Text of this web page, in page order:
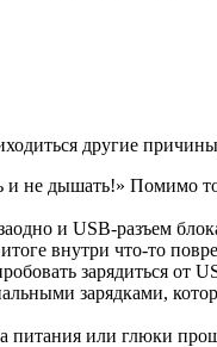
другие
дышать!» Помимо
и USB-разъем
внутри что-то
зарядиться от
зарядками,
питания или глюки